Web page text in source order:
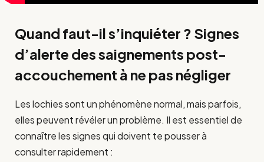
Quand faut-il s’inquiéter ? Signes
d’alerte des saignements post-
accouchement à ne pas négliger
Les lochies sont un phénomène normal, mais parfois,
elles peuvent révéler un problème. Il est essentiel de
connaître les signes qui doivent te pousser à
consulter rapidement :